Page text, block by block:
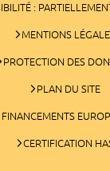
:
MENTIONS
PROTECTION DES
PLAN DU SITE
FINANCEMENTS
CERTIFICATION